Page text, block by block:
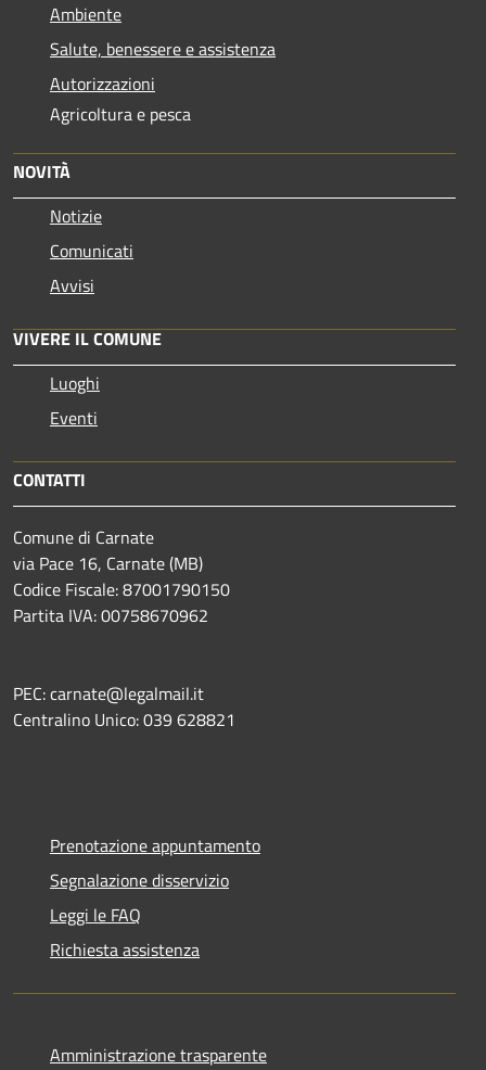
Ambiente
Salute, benessere e assistenza
Autorizzazioni
Agricoltura e pesca
NOVITÀ
Notizie
Comunicati
Avvisi
VIVERE IL COMUNE
Luoghi
Eventi
CONTATTI
Comune di Carnate
via Pace 16, Carnate (MB)
Codice Fiscale: 87001790150
Partita IVA: 00758670962
PEC: carnate@legalmail.it
Centralino Unico: 039 628821
Prenotazione appuntamento
Segnalazione disservizio
Leggi le FAQ
Richiesta assistenza
Amministrazione trasparente